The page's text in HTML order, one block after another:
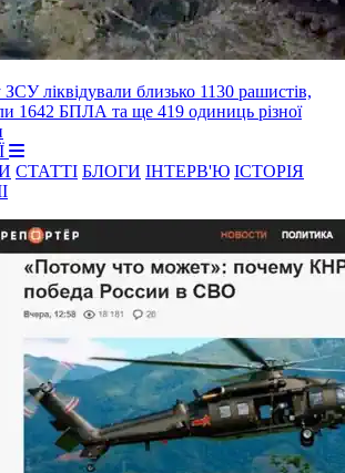
ЗСУ ліквідували близько 1130 рашистів,
1642 БПЛА та ще 419 одиниць різної
СТАТТІ БЛОГИ ІНТЕРВ'Ю ІСТОРІЯ